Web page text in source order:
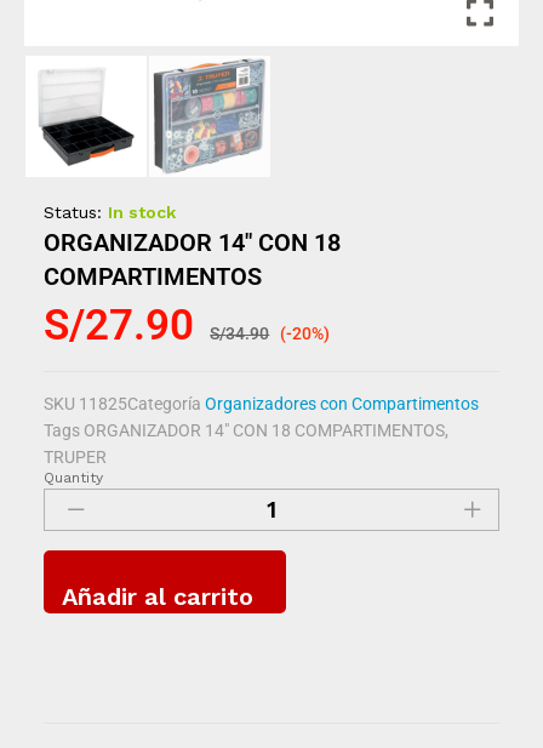
Status: In stock
ORGANIZADOR 14″ CON 18
COMPARTIMENTOS
S/27.90 S/34.90 (-20%)
SKU 11825Categoría Organizadores con Compartimentos
Tags ORGANIZADOR 14" CON 18 COMPARTIMENTOS,
TRUPER
Quantity
Añadir al carrito